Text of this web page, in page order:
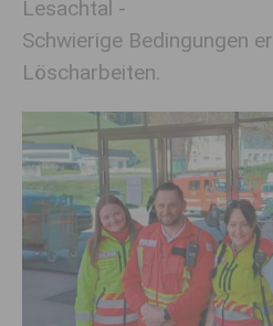
Lesachtal -
Schwierige Bedingungen
Löscharbeiten.